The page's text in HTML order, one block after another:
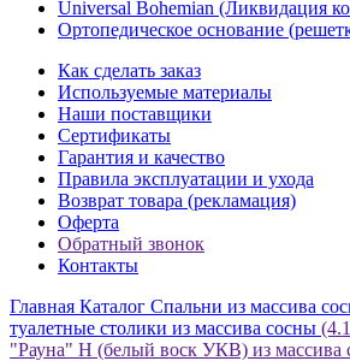
Universal Bohemian (Ликвидация
Ортопедическое основание
Как сделать заказ
Используемые материалы
Наши поставщики
Сертификаты
Гарантия и качество
Правила эксплуатации и ухода
Возврат товара (рекламация)
Оферта
Обратный звонок
Контакты
Главная Каталог Спальни из массива
туалетные столики из массива сосны
"Рауна" Н (белый воск УКВ) из массива